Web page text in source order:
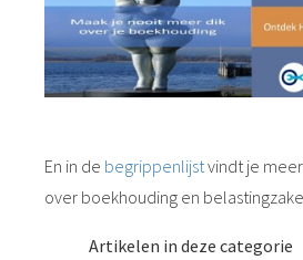
En in de begrippenlijstvindt je
over boekhouding en
Artikelen in deze categorie